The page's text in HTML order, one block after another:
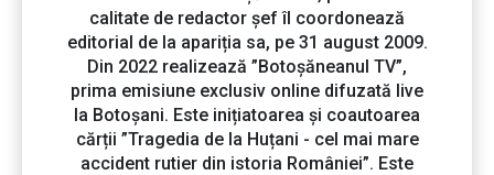
calitate de redactor șef îl coordonează
editorial de la apariția sa, pe 31 august 2009.
Din 2022 realizează ”Botoșăneanul TV”,
prima emisiune exclusiv online difuzată live
la Botoșani. Este inițiatoarea și coautoarea
cărții ”Tragedia de la Huțani - cel mai mare
accident rutier din istoria României”. Este